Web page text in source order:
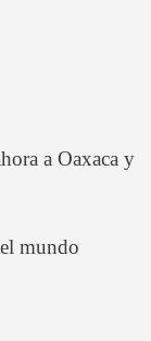
a Oaxaca y
mundo